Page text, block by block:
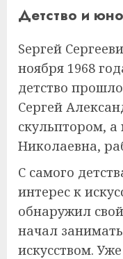
Детство и
Sергей
ноября 1968
детство
Сергей
скульптором, а
Николаевна,
С самого
интерес к
обнаружил
начал
искусством.